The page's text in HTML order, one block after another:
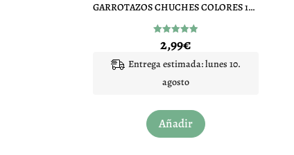
GARROTAZOS CHUCHES COLORES 15 UNIDADES
Valorado
con
de 5
2,99€
Entrega estimada: lunes 10.
agosto
Añadir